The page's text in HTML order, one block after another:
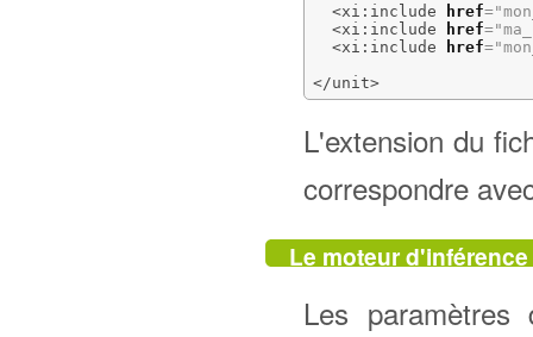
<xi:include
href=
<xi:include
href=
<xi:include
href=
</unit>
L'extension du
correspondre
Le moteur d'inférence
Les